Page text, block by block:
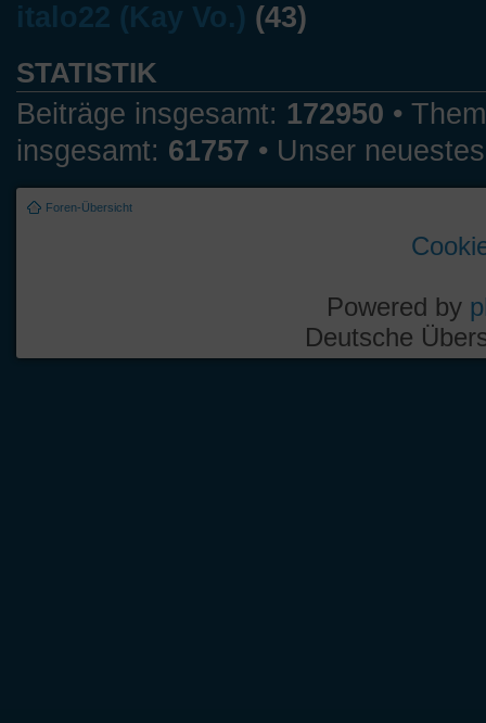
italo22 (Kay Vo.) (43)
STATISTIK
Beiträge insgesamt: 172950 •
insgesamt: 61757 • Unser
Foren-Übersicht
Powered by
Deutsche